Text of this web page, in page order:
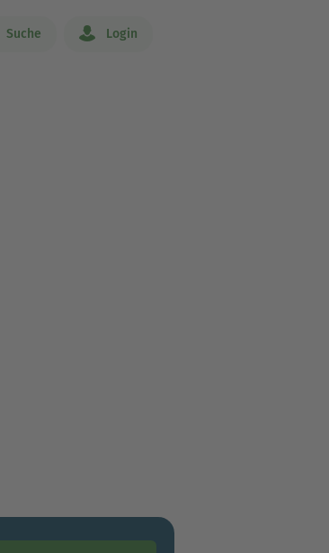
Suche Login